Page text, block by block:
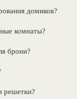
домиков?
комнаты?
брони?
решетки?